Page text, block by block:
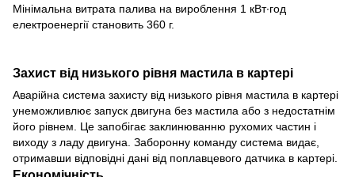
Мінімальна витрата палива на вироблення 1 кВт∙год
електроенергії становить 360 г.
Захист від низького рівня мастила в картері
Аварійна система захисту від низького рівня мастила в картері
унеможливлює запуск двигуна без мастила або з недостатнім
його рівнем. Це запобігає заклинюванню рухомих частин і
виходу з ладу двигуна. Заборонну команду система видає,
отримавши відповідні дані від поплавцевого датчика в картері.